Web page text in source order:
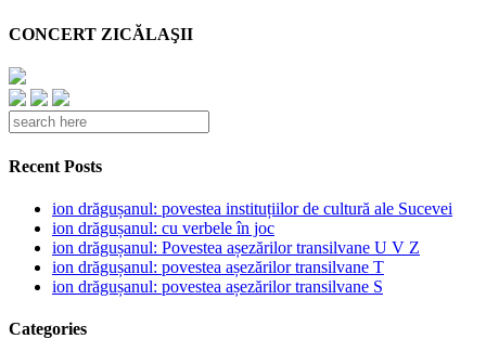
CONCERT ZICĂLAŞII
Recent Posts
ion drăgușanul: povestea instituțiilor de cultură ale Sucevei
ion drăgușanul: cu verbele în joc
ion drăgușanul: Povestea așezărilor transilvane U V Z
ion drăgușanul: povestea așezărilor transilvane T
ion drăgușanul: povestea așezărilor transilvane S
Categories